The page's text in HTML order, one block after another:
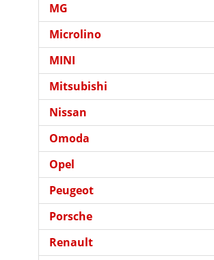
MG
Microlino
MINI
Mitsubishi
Nissan
Omoda
Opel
Peugeot
Porsche
Renault